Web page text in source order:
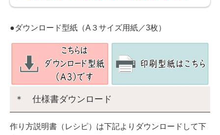
●ダウンロード型紙（A３サイズ用紙／3枚）
＊ 仕様書ダウンロード
作り方説明書（レシピ）は下記よりダウンロードして下